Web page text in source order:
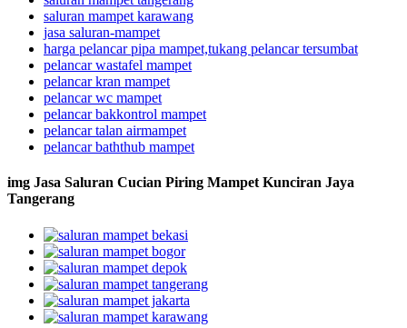
saluran mampet karawang
jasa saluran-mampet
harga pelancar pipa mampet,tukang pelancar tersumbat
pelancar wastafel mampet
pelancar kran mampet
pelancar wc mampet
pelancar bakkontrol mampet
pelancar talan airmampet
pelancar baththub mampet
img Jasa Saluran Cucian Piring Mampet Kunciran Jaya
Tangerang